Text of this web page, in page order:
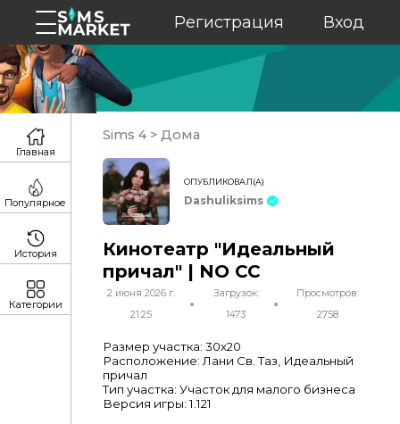
Регистрация Вход
Sims 4 > Дома
ОПУБЛИКОВАЛ(А)
Dashuliksims
Кинотеатр "Идеальный
причал" | NO CC
2 июня 2026 г.
21:25
Загрузок:
1473
Просмотров:
2758
Размер участка: 30х20
Расположение: Лани Св. Таз, Идеальный
причал
Тип участка: Участок для малого бизнеса
Версия игры: 1.121
Главная
Популярное
История
Категории